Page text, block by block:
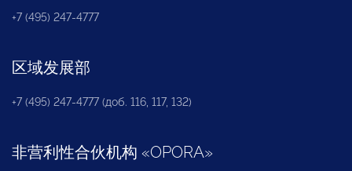
+7 (495) 247-4777
区域发展部
+7 (495) 247-4777 (доб. 116, 117, 132)
非营利性合伙机构 «OPORA»